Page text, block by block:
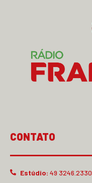
CONTATO
Estúdio: 49 3246.2330